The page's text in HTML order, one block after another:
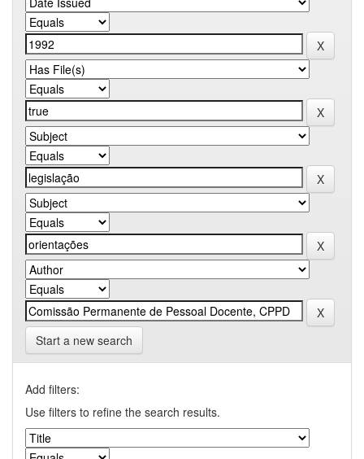
Start a new search
Add filters:
Use filters to refine the search results.